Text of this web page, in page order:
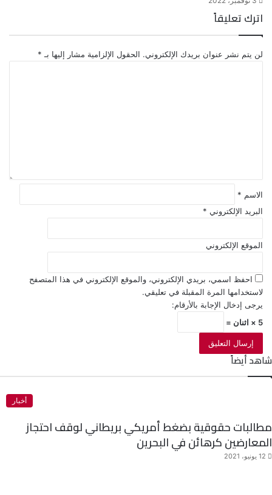
اترك تعليقاً
لن يتم نشر عنوان بريدك الإلكتروني. الحقول الإلزامية مشار إليها بـ *
الاسم *
البريد الإلكتروني *
الموقع الإلكتروني
احفظ اسمي، بريدي الإلكتروني، والموقع الإلكتروني في هذا المتصفح
لاستخدامها المرة المقبلة في تعليقي.
يرجى إدخال الإجابة بالأرقام:
5 × اثنان =
شاهد أيضاً
إ
ق
أخبار
مطالبات حقوقية بضغط أمريكي بريطاني لوقف احتجاز
المعارضين كرهائن في البحرين
12 يونيو، 2021